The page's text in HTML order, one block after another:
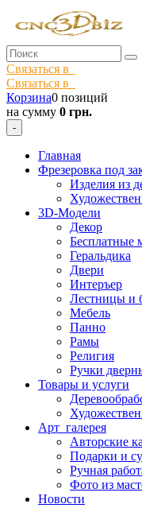
Связаться в
Связаться в
Корзина0 позиций
на сумму 0 грн.
-
Главная
Фрезеровка под
Изделия из
3D-Модели
Декор
Бесплатные
Геральдика
Двери
Интеръер
Лестницы и
Мебель
Панно
Рамы
Религия
Ручки
Товары и услуги
Арт галерея
Авторские
Подарки и
Ручная
Фото из
Новости